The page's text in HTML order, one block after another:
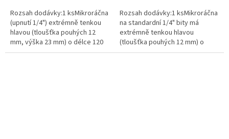
Rozsah dodávky:1 ksMikroráčna
(upnutí 1/4") extrémně tenkou
hlavou (tloušťka pouhých 12
mm, výška 23 mm) o délce 120
mm s přepínáním L/P chodu
Rozsah dodávky:1 ksMikroráčna
na standardní 1/4" bity má
extrémně tenkou hlavou
(tloušťka pouhých 12 mm) o
délce 120 mm s přepínáním L/P